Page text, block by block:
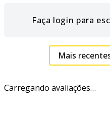
Faça login para
Mais
Carregando avaliações…